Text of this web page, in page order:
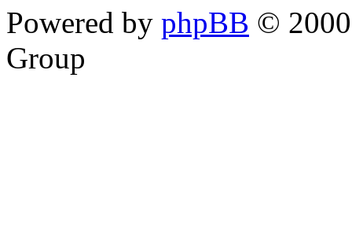
Powered by phpBB ©
Group